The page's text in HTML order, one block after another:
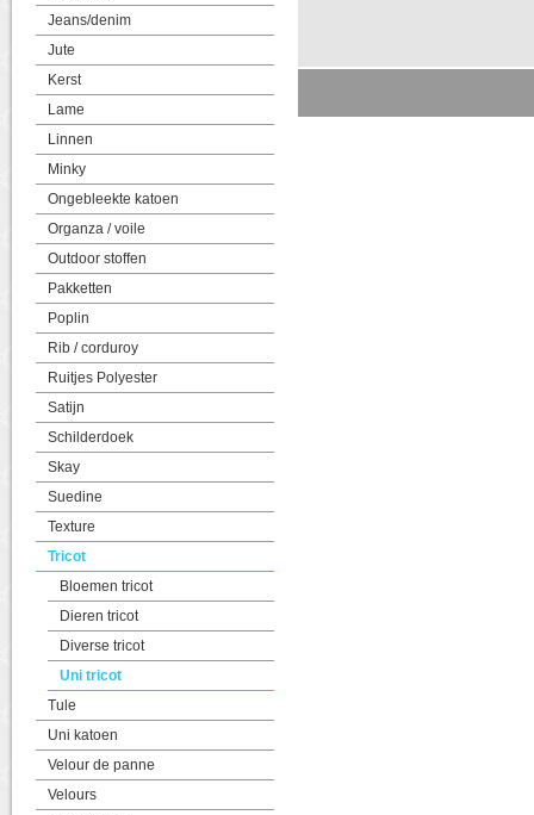
Jeans/denim
Jute
Kerst
Lame
Linnen
Minky
Ongebleekte katoen
Organza / voile
Outdoor stoffen
Pakketten
Poplin
Rib / corduroy
Ruitjes Polyester
Satijn
Schilderdoek
Skay
Suedine
Texture
Tricot
Bloemen tricot
Dieren tricot
Diverse tricot
Uni tricot
Tule
Uni katoen
Velour de panne
Velours